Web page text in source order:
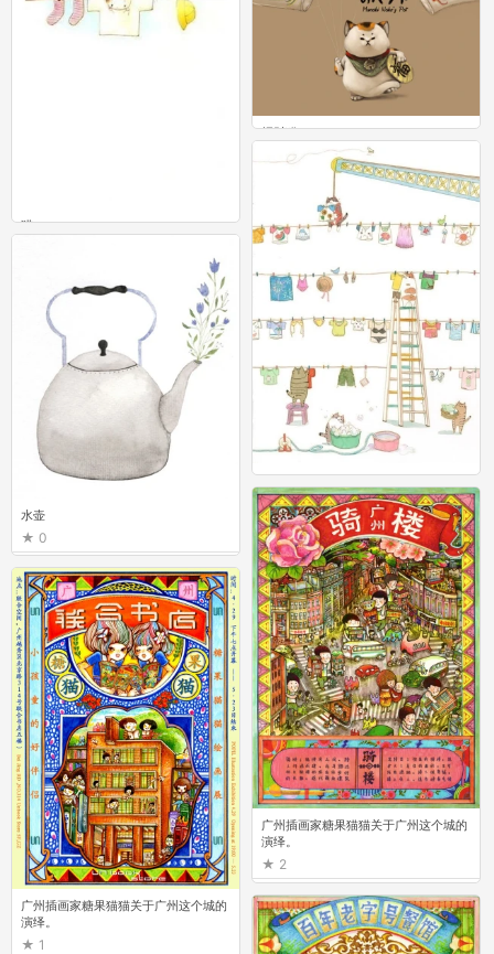
猫
猫
15
广州插画家糖果猫猫关于广州这个城的
演绎。
1
水壶
0
广州插画家糖果猫猫关于广州这个城的
演绎。
2
招财猫